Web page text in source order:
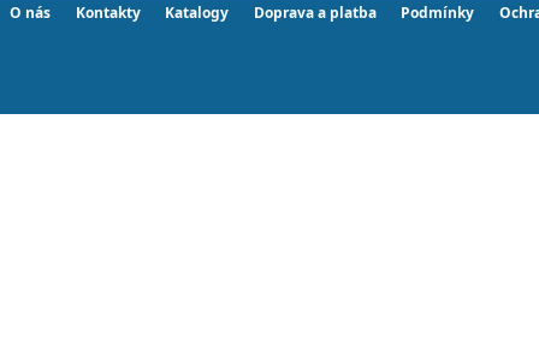
O nás Kontakty Katalogy Doprava a platba Podmínky